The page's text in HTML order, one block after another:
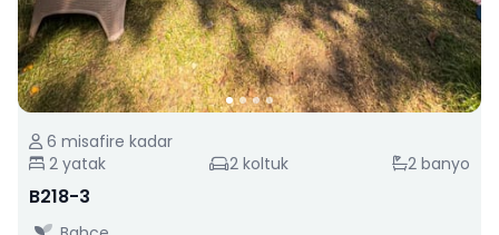
6 misafire kadar
2 yatak 2 koltuk 2 banyo
B218-3